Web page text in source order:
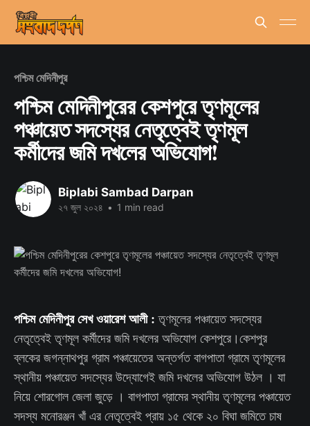
পশ্চিম মেদিনীপুর
পশ্চিম মেদিনীপুরের কেশপুরে তৃণমূলের
পঞ্চায়েত সদস্যের নেতৃত্বেই তৃণমূল
কর্মীদের জমি দখলের অভিযোগ!
Biplabi Sambad Darpan
২৭ জুল ২০২৪ • 1 min read
পশ্চিম মেদিনীপুর সেখ ওয়ারেশ আলী : তৃণমূলের পঞ্চায়েত সদস্যের
নেতৃত্বেই তৃণমূল কর্মীদের জমি দখলের অভিযোগ কেশপুরে।কেশপুর
ব্লকের জগন্নাথপুর গ্রাম পঞ্চায়েতের অন্তর্গত বাগপাতা গ্রামে তৃণমূলের
স্থানীয় পঞ্চায়েত সদস্যের উদ্যোগেই জমি দখলের অভিযোগ উঠল । যা
নিয়ে শোরগোল জেলা জুড়ে । বাগপাতা গ্রামের স্থানীয় তৃণমূলের পঞ্চায়েত
সদস্য মনোরঞ্জন খাঁ এর নেতৃত্বেই প্রায় ১৫ থেকে ২০ বিঘা জমিতে চাষ